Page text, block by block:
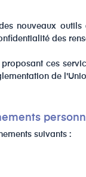
nouveaux
des
proposant ces
de
suivants :